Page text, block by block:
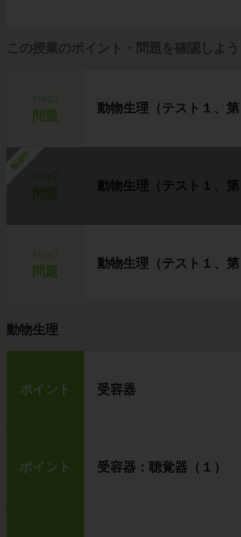
この授業のポイント・問題を確認しよう
問題
動物生理（テスト１、第
勉強中
動物生理（テスト１、第
問題
動物生理（テスト１、第
動物生理
ポイント 受容器
ポイント 受容器：聴覚器（１）